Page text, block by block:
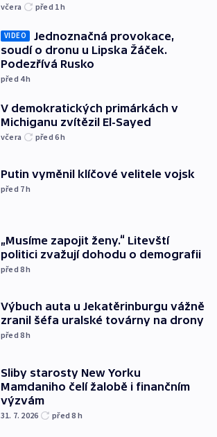
včera před 1h
VIDEO
Jednoznačná provokace,
soudí o dronu u Lipska Žáček.
Podezřívá Rusko
před 4h
V demokratických primárkách v
Michiganu zvítězil El-Sayed
včera před 6h
Putin vyměnil klíčové velitele vojsk
před 7h
„Musíme zapojit ženy.“ Litevští
politici zvažují dohodu o demografii
před 8h
Výbuch auta u Jekatěrinburgu vážně
zranil šéfa uralské továrny na drony
před 8h
Sliby starosty New Yorku
Mamdaniho čelí žalobě i finančním
výzvám
31. 7. 2026 před 8 h